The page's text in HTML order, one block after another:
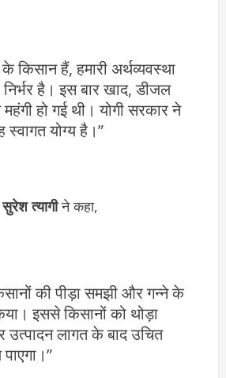
के किसान हैं, हमारी अर्थव्यवस्था
है। इस बार खाद, डीजल
हो गई थी। योगी सरकार ने
स्वागत योग्य है।”
सुरेश त्यागीने कहा,
की पीड़ा समझी और गन्ने के
इससे किसानों को थोड़ा
उत्पादन लागत के बाद उचित